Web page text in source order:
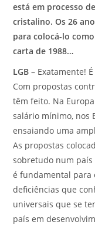
está em processo
cristalino. Os 26
para colocá-lo
carta de 1988…
LGB– Exatamente!
Com propostas
têm feito. Na
salário mínimo, nos
ensaiando uma
As propostas
sobretudo num país
é fundamental para
deficiências que
universais que se
país em